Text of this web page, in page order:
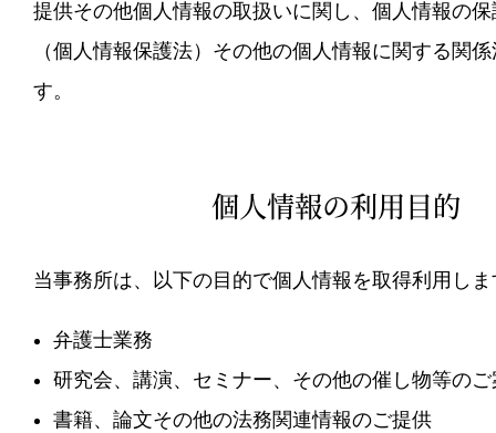
提供その他個人情報の取扱いに関し、個人情報の
（個人情報保護法）その他の個人情報に関する関
す。
個人情報の利用目的
当事務所は、以下の目的で個人情報を取得利用しま
弁護士業務
研究会、講演、セミナー、その他の催し物等のご
書籍、論文その他の法務関連情報のご提供